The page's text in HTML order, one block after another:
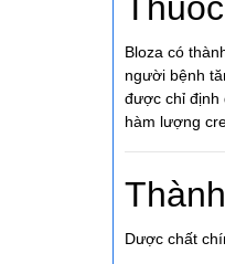
Bloza có
người bệnh
được chỉ định
hàm lượng
Dược chất